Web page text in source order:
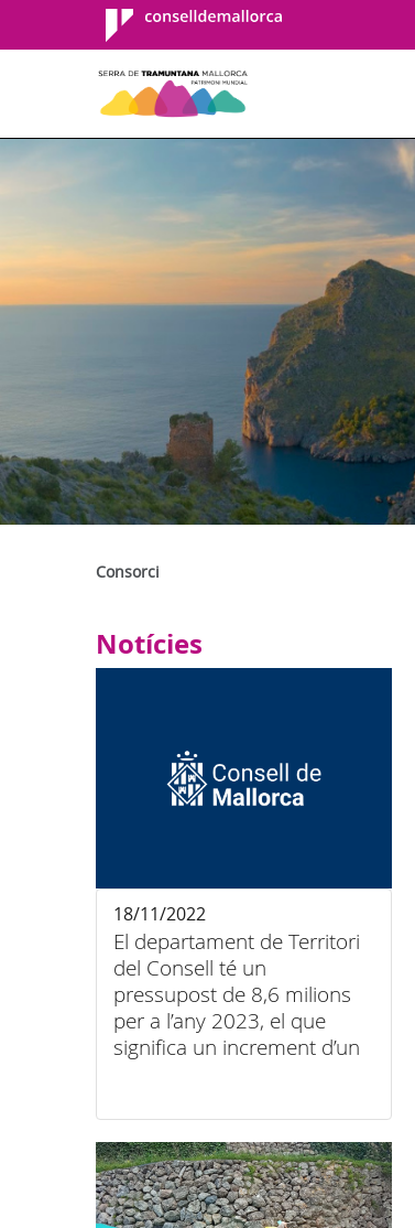
Consell de
Mallorca
Consorci
Notícies
El departament de Territori
del Consell té un
pressupost de 8,6 milions
per a l’any 2023, el que
significa un increment d’un
18/11/2022